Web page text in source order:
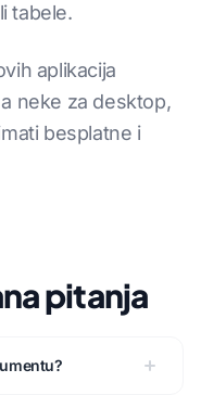
tabele.
aplikacija
neke za desktop,
besplatne i
pitanja